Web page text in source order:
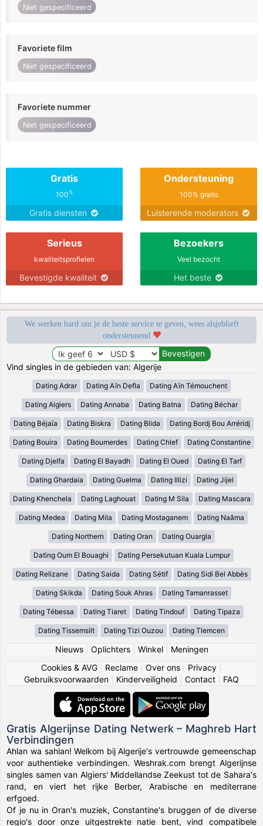
Niet gespecificeerd
Favoriete film
Niet gespecificeerd
Favoriete nummer
Niet gespecificeerd
Gratis
100%
Gratis diensten
Ondersteuning
100% gratis
Luisterende moderators
Serieus
kwaliteitsprofielen
Bevestigde kwaliteit
Bezoekers
Veel bezocht
Het beste
We werken hard om je de beste service te geven, wees alsjeblieft
ondersteunend
Vind singles in de gebieden van: Algerije
Dating Adrar Dating Aïn Defla Dating Aïn Témouchent
Dating Algiers Dating Annaba Dating Batna Dating Béchar
Dating Béjaïa Dating Biskra Dating Blida Dating Bordj Bou Arréridj
Dating Bouira Dating Boumerdes Dating Chlef Dating Constantine
Dating Djelfa Dating El Bayadh Dating El Oued Dating El Tarf
Dating Ghardaia Dating Guelma Dating Illizi Dating Jijel
Dating Khenchela Dating Laghouat Dating M Sila Dating Mascara
Dating Medea Dating Mila Dating Mostaganem Dating Naâma
Dating Northern Dating Oran Dating Ouargla
Dating Oum El Bouaghi Dating Persekutuan Kuala Lumpur
Dating Relizane Dating Saida Dating Sétif Dating Sidi Bel Abbès
Dating Skikda Dating Souk Ahras Dating Tamanrasset
Dating Tébessa Dating Tiaret Dating Tindouf Dating Tipaza
Dating Tissemsilt Dating Tizi Ouzou Dating Tlemcen
Nieuws| Oplichters| Winkel| Meningen
Cookies & AVG
Reclame Over ons Privacy
Gebruiksvoorwaarden
Kinderveiligheid Contact FAQ
Gratis Algerijnse Dating Netwerk – Maghreb Hart
Verbindingen
Ahlan wa sahlan! Welkom bij Algerije's vertrouwde gemeenschap
voor authentieke verbindingen. Weshrak.com brengt Algerijnse
singles samen van Algiers' Middellandse Zeekust tot de Sahara's
rand, en viert het rijke Berber, Arabische en mediterrane
erfgoed.
Of je nu in Oran's muziek, Constantine's bruggen of de diverse
regio's door onze uitgestrekte natie bent, vind compatibele